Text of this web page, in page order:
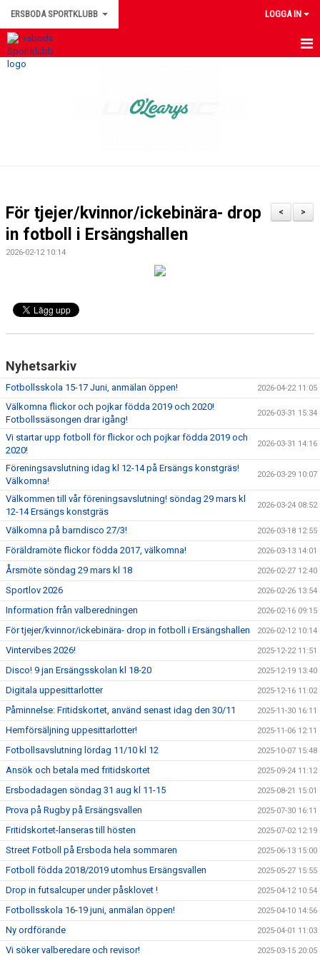
ERSBODA SPORTKLUBB LOGGA IN
HEM
ERSBODA SK STYRELSE
DOKUMENT
KALENDER
>
<
För tjejer/kvinnor/ickebinära- drop
in fotboll i Ersängshallen
2026-02-12 10:14
Nyhetsarkiv
Fotbollsskola 15-17 Juni, anmälan öppen! 2026-04-22 11:05
Välkomna flickor och pojkar födda 2019 och 2020!
Fotbollssäsongen drar igång!
2026-03-31 15:34
Vi startar upp fotboll för flickor och pojkar födda 2019 och
2020!
2026-03-31 14:16
Föreningsavslutning idag kl 12-14 på Ersängs konstgräs!
Välkomna!
2026-03-29 10:07
Välkommen till vår föreningsavslutning! söndag 29 mars kl
12-14 Ersängs konstgräs
2026-03-24 08:52
Välkomna på barndisco 27/3! 2026-03-18 12:55
Föräldramöte flickor födda 2017, välkomna! 2026-03-13 14:01
Årsmöte söndag 29 mars kl 18 2026-02-27 12:40
Sportlov 2026 2026-02-26 13:54
Information från valberedningen 2026-02-16 09:15
För tjejer/kvinnor/ickebinära- drop in fotboll i Ersängshallen 2026-02-12 10:14
Vintervibes 2026! 2025-12-22 11:51
Disco! 9 jan Ersängsskolan kl 18-20 2025-12-19 13:40
Digitala uppesittarlotter 2025-12-16 11:02
Påminnelse: Fritidskortet, använd senast idag den 30/11 2025-11-30 16:11
Hemförsäljning uppesittarlotter! 2025-11-06 12:11
Fotbollsavslutning lördag 11/10 kl 12 2025-10-07 15:48
Ansök och betala med fritidskortet 2025-09-24 11:12
Ersbodadagen söndag 31 aug kl 11-15 2025-08-21 15:01
Prova på Rugby på Ersängsvallen 2025-07-30 16:11
Fritidskortet-lanseras till hösten 2025-07-02 12:19
Street Fotboll på Ersboda hela sommaren 2025-06-13 15:00
Fotboll födda 2018/2019 utomhus Ersängsvallen 2025-05-27 15:55
Drop in futsalcuper under påsklovet ! 2025-04-12 10:54
Fotbollsskola 16-19 juni, anmälan öppen! 2025-04-10 14:56
Ny ordförande 2025-04-01 11:03
Vi söker valberedare och revisor! 2025-03-15 20:05